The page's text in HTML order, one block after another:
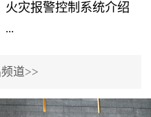
火灾报警控制系统介绍
...
用了具有仲裁机制和冗余
道>>